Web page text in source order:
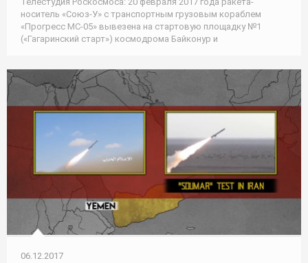
носитель «Союз-У» с транспортным грузовым кораблем
«Прогресс МС-05» вывезена на стартовую площадку №1
(«Гагаринский старт») космодрома Байконур и
06.12.2017